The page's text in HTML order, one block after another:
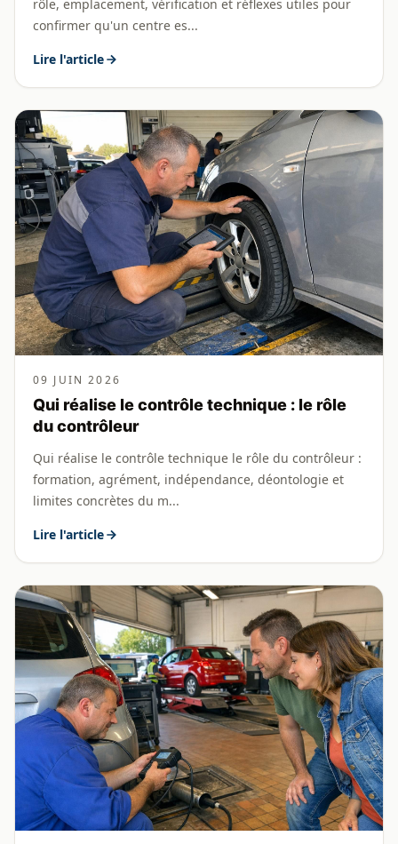
rôle, emplacement, vérification et réflexes utiles pour
confirmer qu'un centre es...
Lire l'article
09 JUIN 2026
Qui réalise le contrôle technique : le rôle
du contrôleur
Qui réalise le contrôle technique le rôle du contrôleur :
formation, agrément, indépendance, déontologie et
limites concrètes du m...
Lire l'article